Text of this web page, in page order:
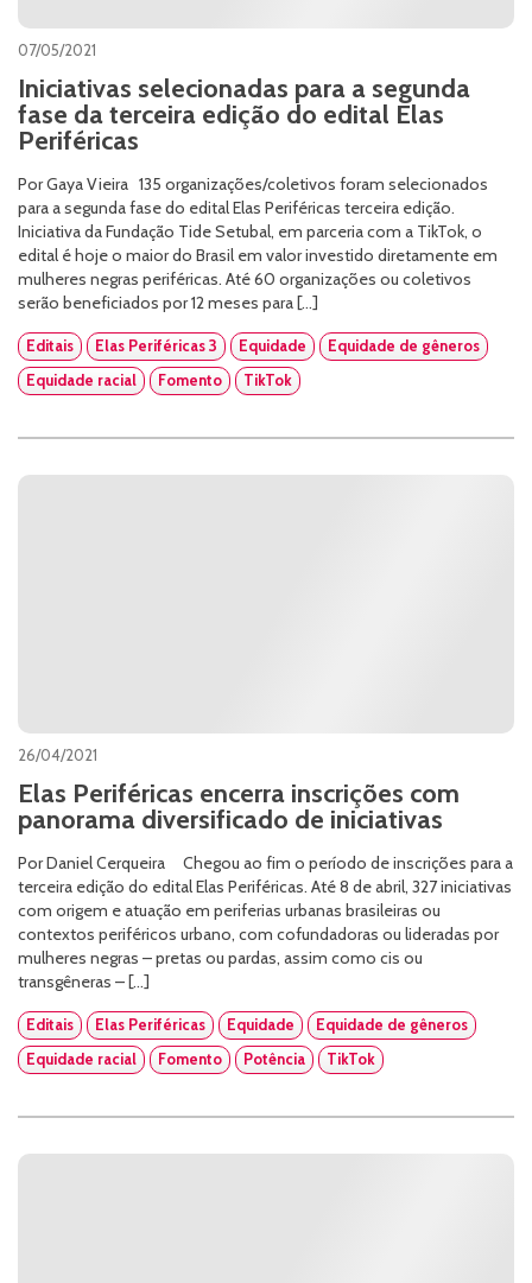
07/05/2021
Iniciativas selecionadas para a segunda
fase da terceira edição do edital Elas
Periféricas
Por Gaya Vieira 135 organizações/coletivos foram selecionados
para a segunda fase do edital Elas Periféricas terceira edição.
Iniciativa da Fundação Tide Setubal, em parceria com a TikTok, o
edital é hoje o maior do Brasil em valor investido diretamente em
mulheres negras periféricas. Até 60 organizações ou coletivos
serão beneficiados por 12 meses para […]
Editais Elas Periféricas 3 Equidade
Equidade de gêneros
Equidade racial
Fomento TikTok
26/04/2021
Elas Periféricas encerra inscrições com
panorama diversificado de iniciativas
Por Daniel Cerqueira Chegou ao fim o período de inscrições para a
terceira edição do edital Elas Periféricas. Até 8 de abril, 327 iniciativas
com origem e atuação em periferias urbanas brasileiras ou
contextos periféricos urbano, com cofundadoras ou lideradas por
mulheres negras – pretas ou pardas, assim como cis ou
transgêneras – […]
Editais Elas Periféricas Equidade
Equidade de gêneros
Equidade racial
Fomento Potência TikTok